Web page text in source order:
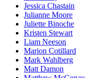
Jessica Chastain
Julianne Moore
Juliette Binoche
Kristen Stewart
Liam Neeson
Marion Cotillard
Mark Wahlberg
Matt Damon